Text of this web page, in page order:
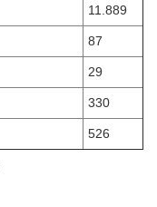
11.889
87
29
330
526